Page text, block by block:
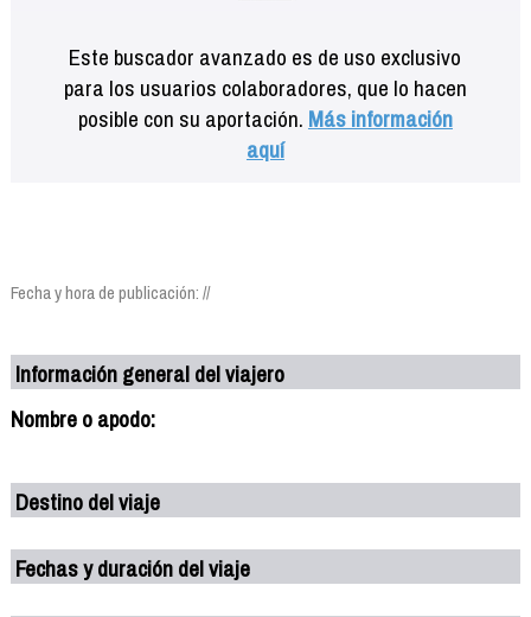
Este buscador avanzado es de uso exclusivo
para los usuarios colaboradores, que lo hacen
posible con su aportación. Más información
aquí
Fecha y hora de publicación: //
Información general del viajero
Nombre o apodo:
Destino del viaje
Fechas y duración del viaje